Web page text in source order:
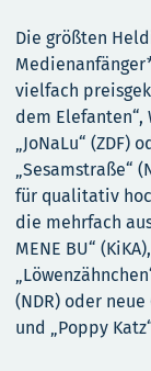
Die größten
vielfach
dem Elefanten“,
„JoNaLu“ (ZDF)
„Sesamstraße“
für qualitativ
die mehrfach
MENE BU“
(NDR) oder
und „Poppy